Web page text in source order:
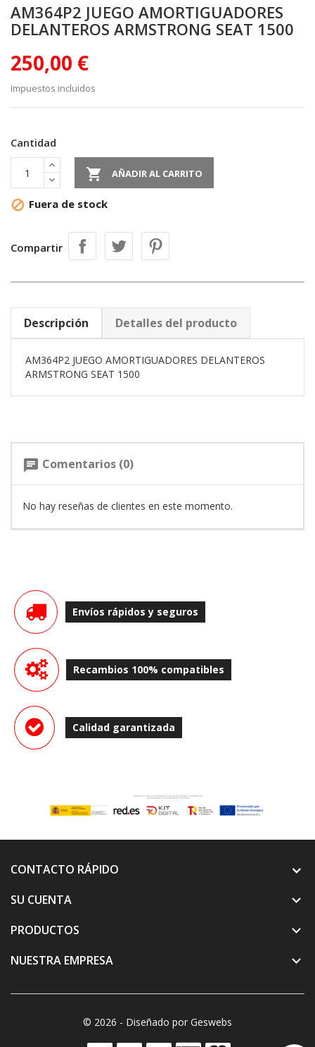
AM364P2 JUEGO AMORTIGUADORES
DELANTEROS ARMSTRONG SEAT 1500
250,00 €
Impuestos incluidos
Cantidad
 AÑADIR AL CARRITO
 Fuera de stock
Compartir
Descripción Detalles del producto
AM364P2 JUEGO AMORTIGUADORES DELANTEROS
ARMSTRONG SEAT 1500
chat Comentarios (0)
No hay reseñas de clientes en este momento.
Envíos rápidos y seguros
Recambios 100% compatibles
Calidad garantizada
CONTACTO RÁPIDO
SU CUENTA

PRODUCTOS 
NUESTRA EMPRESA 
© 2026 - Diseñado por Geswebs